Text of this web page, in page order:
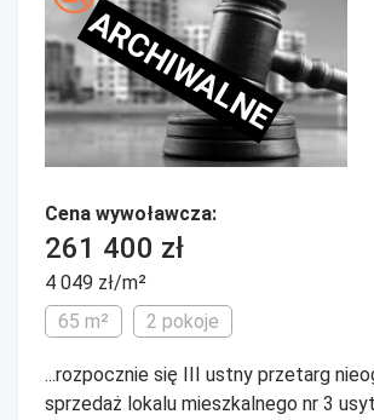
ARCHIWALNE
Cena wywoławcza:
261 400 zł
4 049 zł/m²
65 m²
2 pokoje
...rozpocznie się III ustny przetarg
sprzedaż lokalu mieszkalnego nr 3